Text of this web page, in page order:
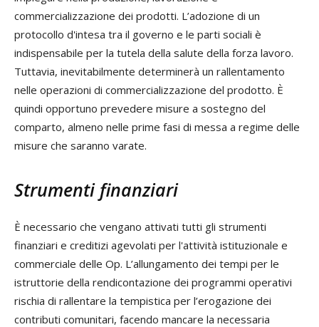
commercializzazione dei prodotti. L’adozione di un
protocollo d'intesa tra il governo e le parti sociali è
indispensabile per la tutela della salute della forza lavoro.
Tuttavia, inevitabilmente determinerà un rallentamento
nelle operazioni di commercializzazione del prodotto. È
quindi opportuno prevedere misure a sostegno del
comparto, almeno nelle prime fasi di messa a regime delle
misure che saranno varate.
Strumenti finanziari
È necessario che vengano attivati tutti gli strumenti
finanziari e creditizi agevolati per l'attività istituzionale e
commerciale delle Op. L’allungamento dei tempi per le
istruttorie della rendicontazione dei programmi operativi
rischia di rallentare la tempistica per l’erogazione dei
contributi comunitari, facendo mancare la necessaria